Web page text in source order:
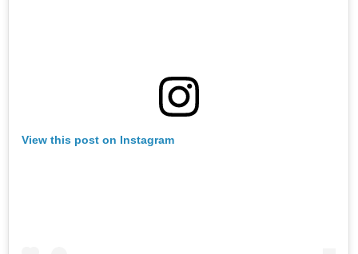
View this post on Instagram